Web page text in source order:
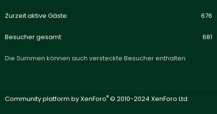
Zurzeit aktive Gäste 676
Besucher gesamt 681
Die Summen können auch versteckte Besucher enthalten.
Community platform by XenForo® © 2010-2024 XenForo Ltd.